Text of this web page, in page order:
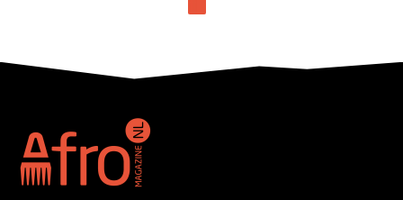
Schrijf een bijzondere
brief voor Keti Koti